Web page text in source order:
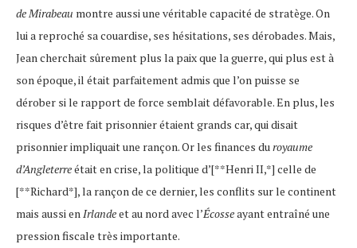
de Mirabeau montre aussi une véritable capacité de stratège. On
lui a reproché sa couardise, ses hésitations, ses dérobades. Mais,
Jean cherchait sûrement plus la paix que la guerre, qui plus est à
son époque, il était parfaitement admis que l’on puisse se
dérober si le rapport de force semblait défavorable. En plus, les
risques d’être fait prisonnier étaient grands car, qui disait
prisonnier impliquait une rançon. Or les finances duroyaume
d’Angleterreétait en crise, la politique d’[**Henri II,*] celle de
[**Richard*], la rançon de ce dernier, les conflits sur le continent
mais aussi enIrlandeet au nord avec l’Écosseayant entraîné une
pression fiscale très importante.